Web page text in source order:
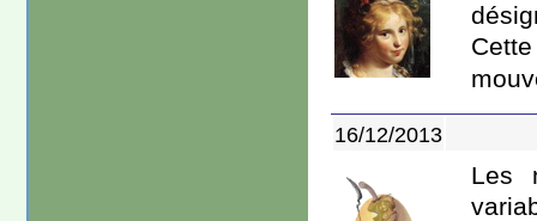
16/12/2013
Les